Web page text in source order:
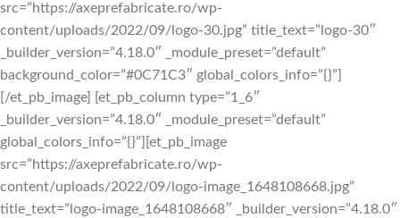
src=”https://axeprefabricate.ro/wp-
content/uploads/2022/09/logo-30.jpg” title_text=”logo-30″
_builder_version=”4.18.0″ _module_preset=”default”
background_color=”#0C71C3″ global_colors_info=”{}”]
[/et_pb_image] [et_pb_column type=”1_6″
_builder_version=”4.18.0″ _module_preset=”default”
global_colors_info=”{}”][et_pb_image
src=”https://axeprefabricate.ro/wp-
content/uploads/2022/09/logo-image_1648108668.jpg”
title_text=”logo-image_1648108668″ _builder_version=”4.18.0″